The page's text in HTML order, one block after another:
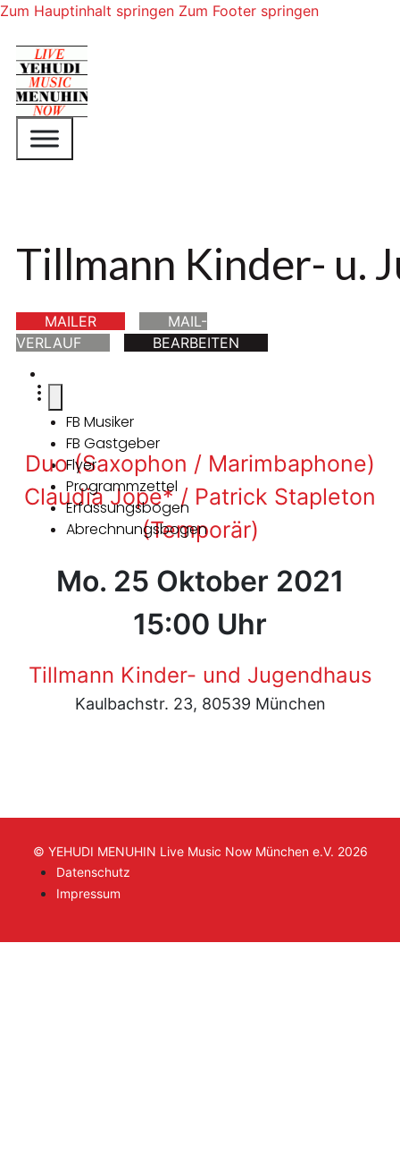
Zum Hauptinhalt springen Zum Footer springen
Tillmann Kinder- u.
MAILER
MAIL-
VERLAUF
BEARBEITEN
FB Musiker
FB Gastgeber
Flyer
Programmzettel
Erfassungsbogen
Abrechnungsbogen
Duo (Saxophon / Marimbaphone)
Claudia Jope* / Patrick Stapleton
(Temporär)
Mo. 25 Oktober 2021
15:00 Uhr
Tillmann Kinder- und Jugendhaus
Kaulbachstr. 23, 80539 München
© YEHUDI MENUHIN Live Music Now München e.V. 2026
Datenschutz
Impressum